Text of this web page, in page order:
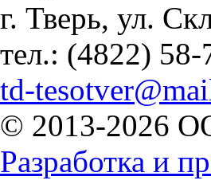
г. Тверь, ул.
тел.: (4822) 58-
td-
© 2013-2026
Разработка и